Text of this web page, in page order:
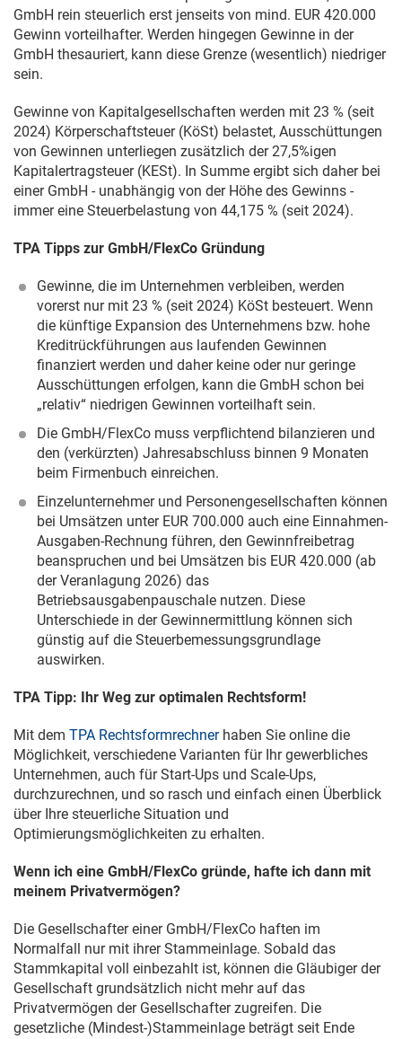
GmbH rein steuerlich erst jenseits von mind. EUR 420.000
Gewinn vorteilhafter. Werden hingegen Gewinne in der
GmbH thesauriert, kann diese Grenze (wesentlich) niedriger
sein.
Gewinne von Kapitalgesellschaften werden mit 23 % (seit
2024) Körperschaftsteuer (KöSt) belastet, Ausschüttungen
von Gewinnen unterliegen zusätzlich der 27,5%igen
Kapitalertragsteuer (KESt). In Summe ergibt sich daher bei
einer GmbH - unabhängig von der Höhe des Gewinns -
immer eine Steuerbelastung von 44,175 % (seit 2024).
TPA Tipps zur GmbH/FlexCo Gründung
Gewinne, die im Unternehmen verbleiben, werden
vorerst nur mit 23 % (seit 2024) KöSt besteuert. Wenn
die künftige Expansion des Unternehmens bzw. hohe
Kreditrückführungen aus laufenden Gewinnen
finanziert werden und daher keine oder nur geringe
Ausschüttungen erfolgen, kann die GmbH schon bei
„relativ“ niedrigen Gewinnen vorteilhaft sein.
Die GmbH/FlexCo muss verpflichtend bilanzieren und
den (verkürzten) Jahresabschluss binnen 9 Monaten
beim Firmenbuch einreichen.
Einzelunternehmer und Personengesellschaften können
bei Umsätzen unter EUR 700.000 auch eine Einnahmen-
Ausgaben-Rechnung führen, den Gewinnfreibetrag
beanspruchen und bei Umsätzen bis EUR 420.000 (ab
der Veranlagung 2026) das
Betriebsausgabenpauschale nutzen. Diese
Unterschiede in der Gewinnermittlung können sich
günstig auf die Steuerbemessungsgrundlage
auswirken.
TPA Tipp: Ihr Weg zur optimalen Rechtsform!
Mit dem TPA Rechtsformrechner haben Sie online die
Möglichkeit, verschiedene Varianten für Ihr gewerbliches
Unternehmen, auch für Start-Ups und Scale-Ups,
durchzurechnen, und so rasch und einfach einen Überblick
über Ihre steuerliche Situation und
Optimierungsmöglichkeiten zu erhalten.
Wenn ich eine GmbH/FlexCo gründe, hafte ich dann mit
meinem Privatvermögen?
Die Gesellschafter einer GmbH/FlexCo haften im
Normalfall nur mit ihrer Stammeinlage. Sobald das
Stammkapital voll einbezahlt ist, können die Gläubiger der
Gesellschaft grundsätzlich nicht mehr auf das
Privatvermögen der Gesellschafter zugreifen. Die
gesetzliche (Mindest-)Stammeinlage beträgt seit Ende